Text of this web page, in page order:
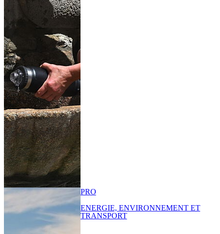
PRO
ENERGIE, ENVIRONNEMENT ET
TRANSPORT